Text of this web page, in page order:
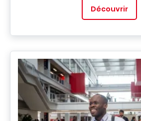
Découvrir